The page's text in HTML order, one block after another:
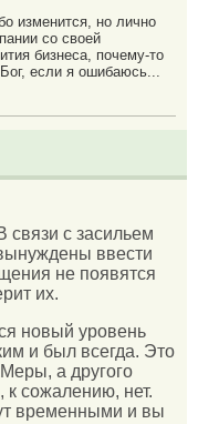
изменится, но лично
со своей
бизнеса, почему-то
если я ошибаюсь...
связи с засильем
ввести
не появятся
их.
новый уровень
и был всегда. Это
а другого
сожалению, нет.
временными и вы